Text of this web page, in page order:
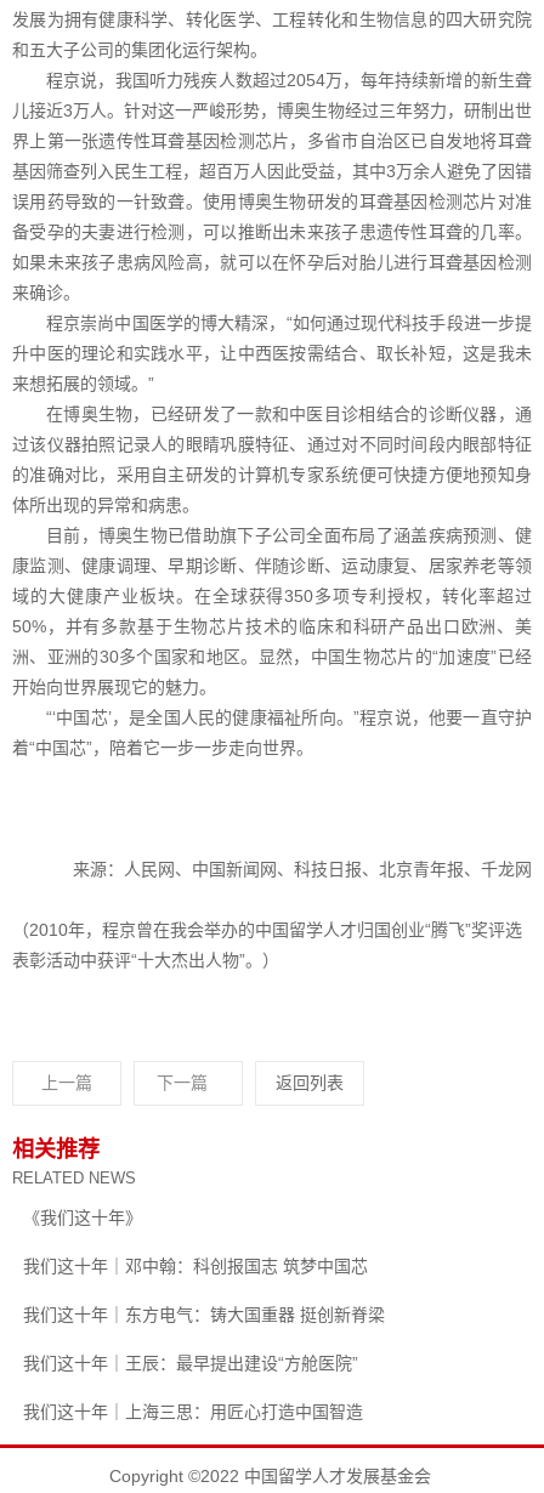
发展为拥有健康科学、转化医学、工程转化和生物信息的四大研究院
和五大子公司的集团化运行架构。
程京说，我国听力残疾人数超过2054万，每年持续新增的新生聋
儿接近3万人。针对这一严峻形势，博奥生物经过三年努力，研制出世
界上第一张遗传性耳聋基因检测芯片，多省市自治区已自发地将耳聋
基因筛查列入民生工程，超百万人因此受益，其中3万余人避免了因错
误用药导致的一针致聋。使用博奥生物研发的耳聋基因检测芯片对准
备受孕的夫妻进行检测，可以推断出未来孩子患遗传性耳聋的几率。
如果未来孩子患病风险高，就可以在怀孕后对胎儿进行耳聋基因检测
来确诊。
程京崇尚中国医学的博大精深，“如何通过现代科技手段进一步提
升中医的理论和实践水平，让中西医按需结合、取长补短，这是我未
来想拓展的领域。”
在博奥生物，已经研发了一款和中医目诊相结合的诊断仪器，通
过该仪器拍照记录人的眼睛巩膜特征、通过对不同时间段内眼部特征
的准确对比，采用自主研发的计算机专家系统便可快捷方便地预知身
体所出现的异常和病患。
目前，博奥生物已借助旗下子公司全面布局了涵盖疾病预测、健
康监测、健康调理、早期诊断、伴随诊断、运动康复、居家养老等领
域的大健康产业板块。在全球获得350多项专利授权，转化率超过
50%，并有多款基于生物芯片技术的临床和科研产品出口欧洲、美
洲、亚洲的30多个国家和地区。显然，中国生物芯片的“加速度”已经
开始向世界展现它的魅力。
“‘中国芯’，是全国人民的健康福祉所向。”程京说，他要一直守护
着“中国芯”，陪着它一步一步走向世界。
来源：人民网、中国新闻网、科技日报、北京青年报、千龙网
（2010年，程京曾在我会举办的中国留学人才归国创业“腾飞”奖评选
表彰活动中获评“十大杰出人物”。）
上一篇 下一篇 返回列表
相关推荐
RELATED NEWS
《我们这十年》
我们这十年｜邓中翰：科创报国志 筑梦中国芯
我们这十年｜东方电气：铸大国重器 挺创新脊梁
我们这十年｜王辰：最早提出建设“方舱医院”
我们这十年｜上海三思：用匠心打造中国智造
Copyright ©2022 中国留学人才发展基金会